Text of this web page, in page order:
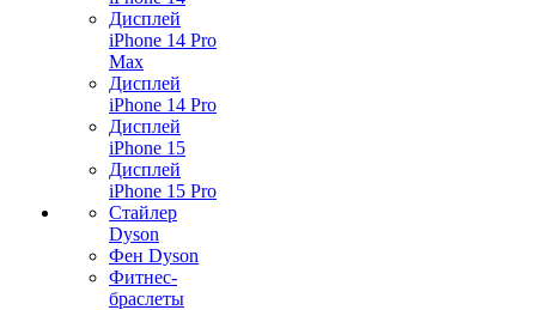
Дисплей
iPhone 14 Pro
Max
Дисплей
iPhone 14 Pro
Дисплей
iPhone 15
Дисплей
iPhone 15 Pro
Стайлер
Dyson
Фен Dyson
Фитнес-
браслеты